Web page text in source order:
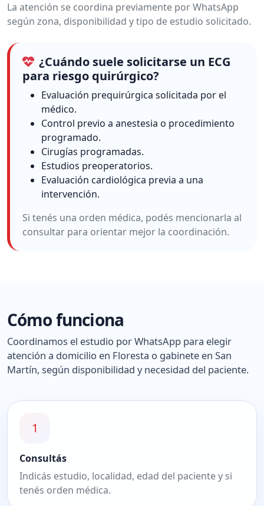
La atención se coordina previamente por WhatsApp
según zona, disponibilidad y tipo de estudio solicitado.
¿Cuándo suele solicitarse un ECG
para riesgo quirúrgico?
Evaluación prequirúrgica solicitada por el
médico.
Control previo a anestesia o procedimiento
programado.
Cirugías programadas.
Estudios preoperatorios.
Evaluación cardiológica previa a una
intervención.
Si tenés una orden médica, podés mencionarla al
consultar para orientar mejor la coordinación.
Cómo funciona
Coordinamos el estudio por WhatsApp para elegir
atención a domicilio en Floresta o gabinete en San
Martín, según disponibilidad y necesidad del paciente.
1
Consultás
Indicás estudio, localidad, edad del paciente y si
tenés orden médica.